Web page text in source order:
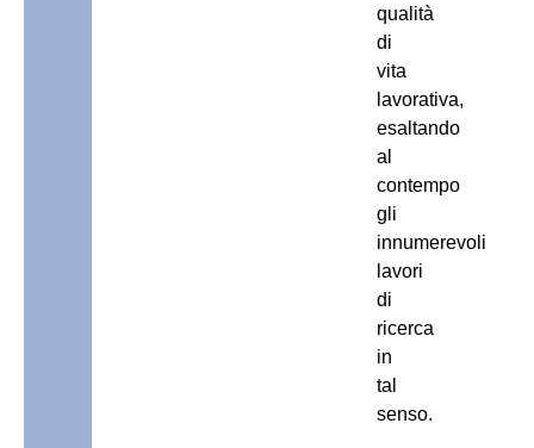
qualità
di
vita
lavorativa,
esaltando
al
contempo
gli
innumerevoli
lavori
di
ricerca
in
tal
senso.